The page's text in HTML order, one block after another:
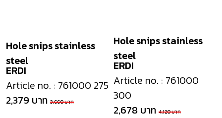
ERDI
Hole snips stainless
steel
Article no. : 761000 275
2,379 บาท 3,660 บาท
ERDI
Hole snips stainless
steel
Article no. : 761000
300
2,678 บาท 4,120 บาท